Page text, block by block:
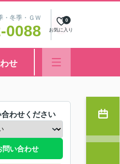
冬季・ＧＷ
0088 お気に入り
0
せ
わせください
問い合わせ